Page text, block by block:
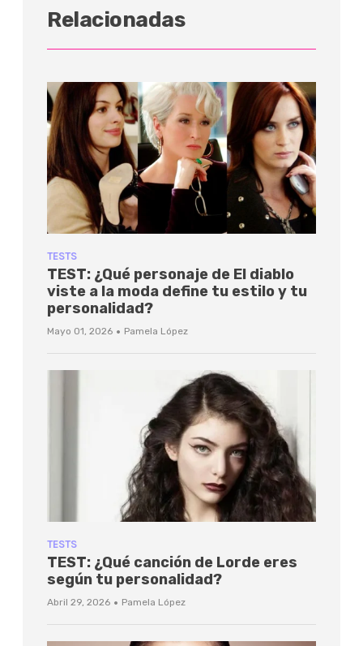
Relacionadas
TESTS
TEST: ¿Qué personaje de El diablo
viste a la moda define tu estilo y tu
personalidad?
Mayo 01, 2026 · Pamela López
TESTS
TEST: ¿Qué canción de Lorde eres
según tu personalidad?
Abril 29, 2026 · Pamela López